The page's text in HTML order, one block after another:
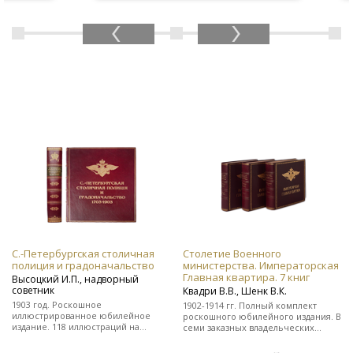
С.-Петербургская столичная
полиция и градоначальство
Высоцкий И.П., надворный
советник
1903 год. Роскошное
иллюстрированное юбилейное
издание. 118 иллюстраций на
Столетие Военного
министерства. Императорская
Главная квартира. 7 книг
Квадри В.В., Шенк В.К.
1902-1914 гг. Полный комплект
роскошного юбилейного издания. В
семи заказных владельческих